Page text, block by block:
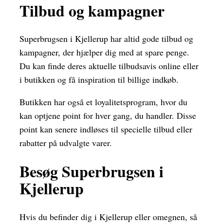
Tilbud og kampagner
Superbrugsen i Kjellerup har altid gode tilbud og
kampagner, der hjælper dig med at spare penge.
Du kan finde deres aktuelle tilbudsavis online eller
i butikken og få inspiration til billige indkøb.
Butikken har også et loyalitetsprogram, hvor du
kan optjene point for hver gang, du handler. Disse
point kan senere indløses til specielle tilbud eller
rabatter på udvalgte varer.
Besøg Superbrugsen i
Kjellerup
Hvis du befinder dig i Kjellerup eller omegnen, så